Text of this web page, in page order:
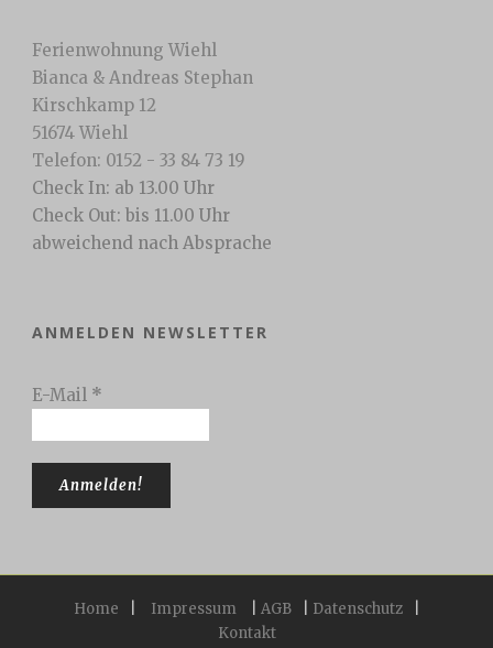
Ferienwohnung Wiehl
Bianca & Andreas Stephan
Kirschkamp 12
51674 Wiehl
Telefon: 0152 - 33 84 73 19
Check In: ab 13.00 Uhr
Check Out: bis 11.00 Uhr
abweichend nach Absprache
ANMELDEN NEWSLETTER
E-Mail *
Home Impressum AGB Datenschutz
Kontakt